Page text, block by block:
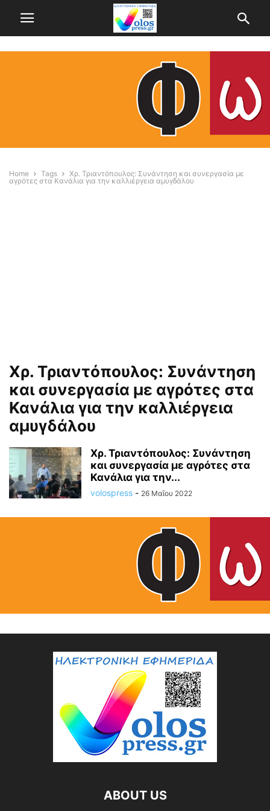
Home Tags
Χρ. Τριαντόπουλος: Συνάντηση και συνεργασία με
αγρότες στα Κανάλια για την καλλιέργεια αμυγδάλου
Χρ. Τριαντόπουλος: Συνάντηση
και συνεργασία με αγρότες στα
Κανάλια για την καλλιέργεια
αμυγδάλου
Χρ. Τριαντόπουλος: Συνάντηση
και συνεργασία με αγρότες στα
Κανάλια για την...
volospress - 26 Μαΐου 2022
ABOUT US